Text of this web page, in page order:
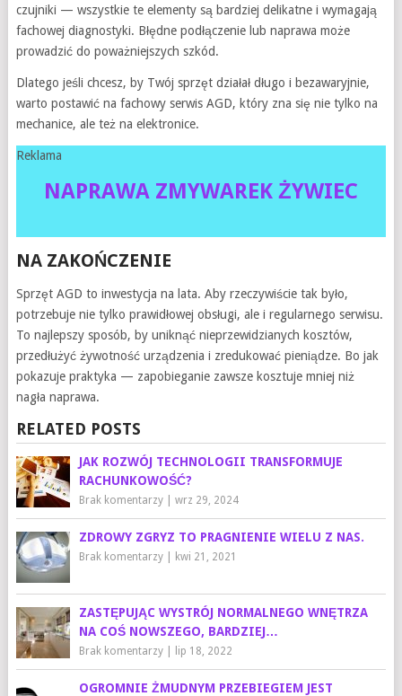
czujniki — wszystkie te elementy są bardziej delikatne i wymagają
fachowej diagnostyki. Błędne podłączenie lub naprawa może
prowadzić do poważniejszych szkód.
Dlatego jeśli chcesz, by Twój sprzęt działał długo i bezawaryjnie,
warto postawić na fachowy serwis AGD, który zna się nie tylko na
mechanice, ale też na elektronice.
Reklama
NAPRAWA ZMYWAREK ŻYWIEC
NA ZAKOŃCZENIE
Sprzęt AGD to inwestycja na lata. Aby rzeczywiście tak było,
potrzebuje nie tylko prawidłowej obsługi, ale i regularnego serwisu.
To najlepszy sposób, by uniknąć nieprzewidzianych kosztów,
przedłużyć żywotność urządzenia i zredukować pieniądze. Bo jak
pokazuje praktyka — zapobieganie zawsze kosztuje mniej niż
nagła naprawa.
RELATED POSTS
JAK ROZWÓJ TECHNOLOGII TRANSFORMUJE
RACHUNKOWOŚĆ?
Brak komentarzy| wrz 29, 2024
ZDROWY ZGRYZ TO PRAGNIENIE WIELU Z NAS.
Brak komentarzy| kwi 21, 2021
ZASTĘPUJĄC WYSTRÓJ NORMALNEGO WNĘTRZA
NA COŚ NOWSZEGO, BARDZIEJ…
Brak komentarzy| lip 18, 2022
OGROMNIE ŻMUDNYM PRZEBIEGIEM JEST